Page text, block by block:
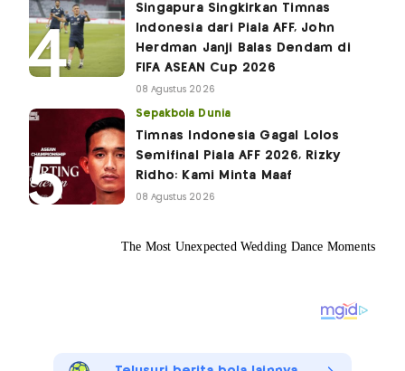
Singapura Singkirkan Timnas
Indonesia dari Piala AFF, John
Herdman Janji Balas Dendam di
FIFA ASEAN Cup 2026
08 Agustus 2026
Sepakbola Dunia
Timnas Indonesia Gagal Lolos
Semifinal Piala AFF 2026, Rizky
Ridho: Kami Minta Maaf
08 Agustus 2026